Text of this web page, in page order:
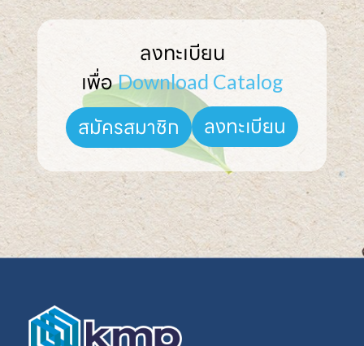
ลงทะเบียน
เพื่อ Download Catalog
สมัครสมาชิก ลงทะเบียน